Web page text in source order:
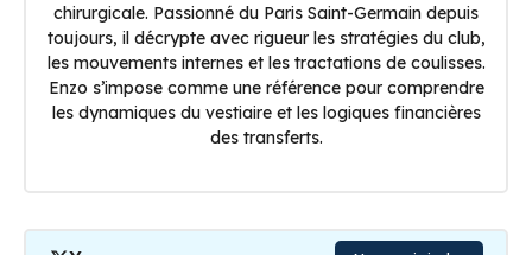
chirurgicale. Passionné du Paris Saint-Germain depuis
toujours, il décrypte avec rigueur les stratégies du club,
les mouvements internes et les tractations de coulisses.
Enzo s’impose comme une référence pour comprendre
les dynamiques du vestiaire et les logiques financières
des transferts.